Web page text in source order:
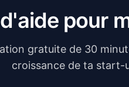
pour
gratuite de 30
croissance de ta start-